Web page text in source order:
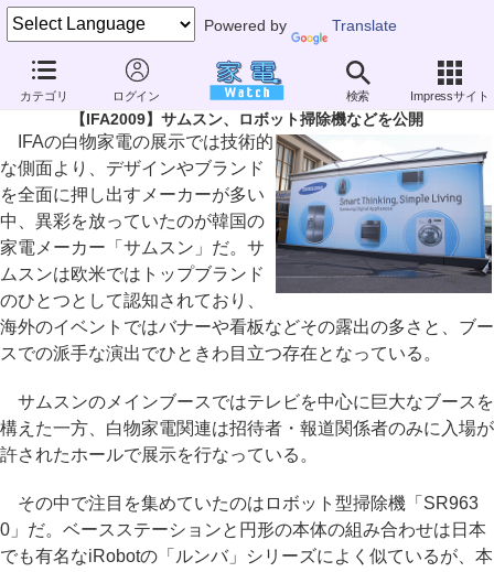
Powered by Translate
カテゴリ ログイン 検索 Impressサイト
家電 Watch 生活家電 掃除機
お掃除ロボット
【IFA2009】サムスン、ロボット掃除機などを公開
IFAの白物家電の展示では技術的
な側面より、デザインやブランド
を全面に押し出すメーカーが多い
中、異彩を放っていたのが韓国の
家電メーカー「サムスン」だ。サ
ムスンは欧米ではトップブランド
のひとつとして認知されており、
海外のイベントではバナーや看板などその露出の多さと、ブー
スでの派手な演出でひときわ目立つ存在となっている。
サムスンのメインブースではテレビを中心に巨大なブースを
構えた一方、白物家電関連は招待者・報道関係者のみに入場が
許されたホールで展示を行なっている。
その中で注目を集めていたのはロボット型掃除機「SR963
0」だ。ベースステーションと円形の本体の組み合わせは日本
でも有名なiRobotの「ルンバ」シリーズによく似ているが、本